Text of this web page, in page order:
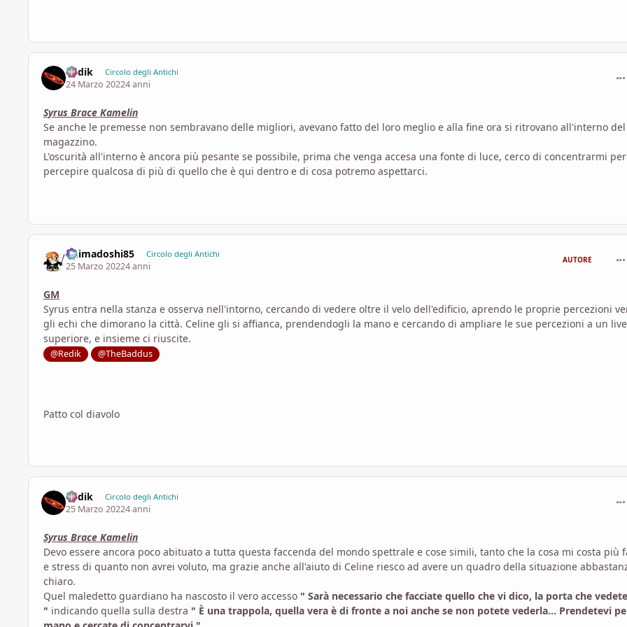
Redik Circolo degli Antichi
24 Marzo 20224 anni
Syrus Brace Kamelin
Se anche le premesse non sembravano delle migliori, avevano fatto del loro meglio e alla fine ora si ritrovano all'interno del
magazzino.
L'oscurità all'interno è ancora più pesante se possibile, prima che venga accesa una fonte di luce, cerco di concentrarmi per
percepire qualcosa di più di quello che è qui dentro e di cosa potremo aspettarci.
Daimadoshi85 Circolo degli Antichi
25 Marzo 20224 anni
AUTORE
GM
Syrus entra nella stanza e osserva nell'intorno, cercando di vedere oltre il velo dell'edificio, aprendo le proprie percezioni
gli echi che dimorano la città. Celine gli si affianca, prendendogli la mano e cercando di ampliare le sue percezioni a un
superiore, e insieme ci riuscite.
@Redik @TheBaddus
Patto col diavolo
Redik Circolo degli Antichi
25 Marzo 20224 anni
Syrus Brace Kamelin
Devo essere ancora poco abituato a tutta questa faccenda del mondo spettrale e cose simili, tanto che la cosa mi costa più
e stress di quanto non avrei voluto, ma grazie anche all'aiuto di Celine riesco ad avere un quadro della situazione
chiaro.
Quel maledetto guardiano ha nascosto il vero accesso " Sarà necessario che facciate quello che vi dico, la porta che vedete
" indicando quella sulla destra " È una trappola, quella vera è di fronte a noi anche se non potete vederla... Prendetevi